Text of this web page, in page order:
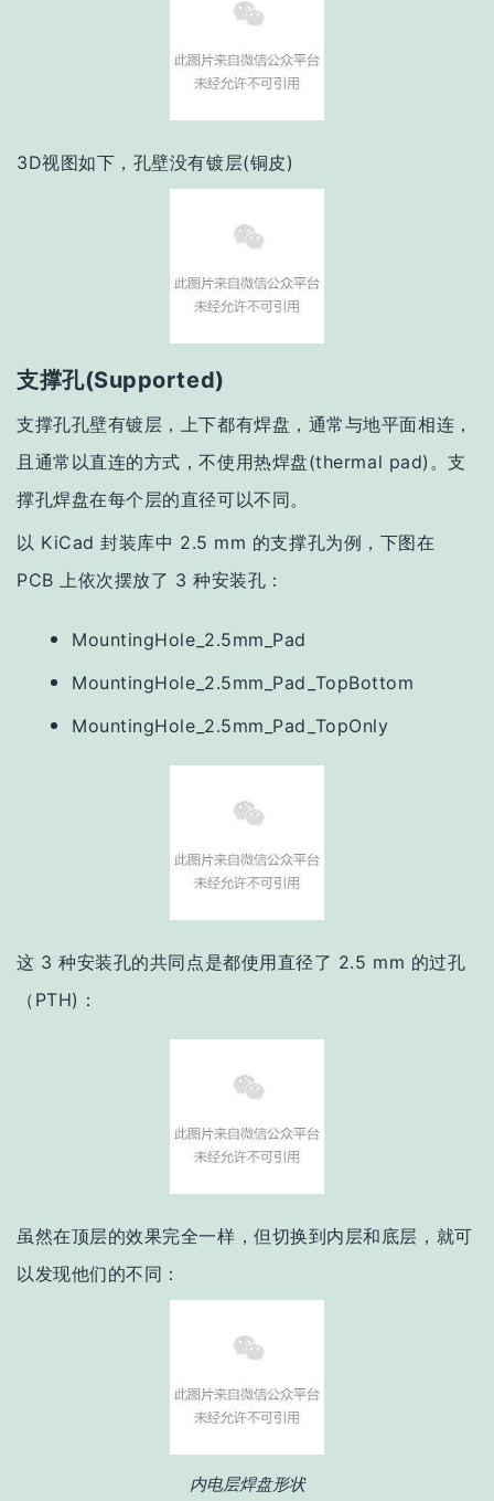
3D视图如下，孔壁没有镀层(铜皮)
支撑孔(Supported)
支撑孔孔壁有镀层，上下都有焊盘，通常与地平面相连，
且通常以直连的方式，不使用热焊盘(thermal pad)。支
撑孔焊盘在每个层的直径可以不同。
以 KiCad 封装库中 2.5 mm 的支撑孔为例，下图在
PCB 上依次摆放了 3 种安装孔：
MountingHole_2.5mm_Pad
MountingHole_2.5mm_Pad_TopBottom
MountingHole_2.5mm_Pad_TopOnly
这 3 种安装孔的共同点是都使用直径了 2.5 mm 的过孔
（PTH)：
虽然在顶层的效果完全一样，但切换到内层和底层，就可
以发现他们的不同：
内电层焊盘形状